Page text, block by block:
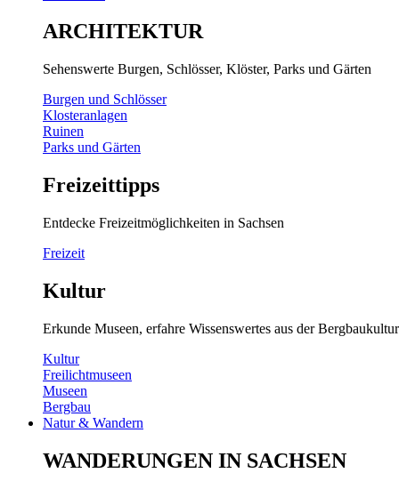
ARCHITEKTUR
Sehenswerte Burgen, Schlösser, Klöster, Parks und Gärten
Burgen und Schlösser
Klosteranlagen
Ruinen
Parks und Gärten
Freizeittipps
Entdecke Freizeitmöglichkeiten in Sachsen
Freizeit
Kultur
Erkunde Museen, erfahre Wissenswertes aus der
Kultur
Freilichtmuseen
Museen
Bergbau
Natur & Wandern
WANDERUNGEN IN SACHSEN